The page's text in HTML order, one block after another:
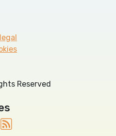
Reserved